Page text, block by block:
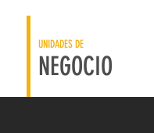
UNIDADES DE
NEGOCIO